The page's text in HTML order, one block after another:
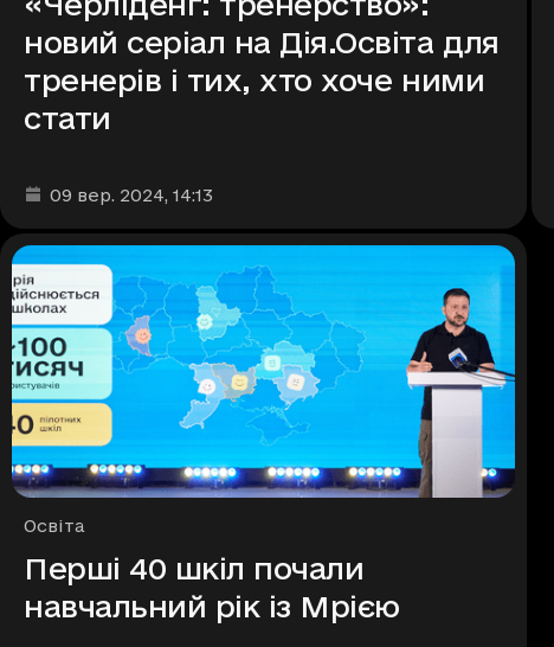
новий серіал на Дія.Освіта для
тренерів і тих, хто хоче ними
стати
Дата та час публікації
09 вер. 2024, 14:13
Рубрики
Освіта
Перші 40 шкіл почали
навчальний рік із Мрією